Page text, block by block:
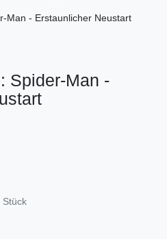
Man - Erstaunlicher Neustart
Spider-Man -
Stück